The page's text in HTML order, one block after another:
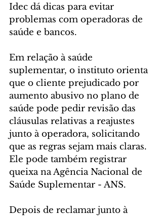
Idec dá dicas para evitar
problemas com operadoras de
saúde e bancos.
Em relação à saúde
suplementar, o instituto orienta
que o cliente prejudicado por
aumento abusivo no plano de
saúde pode pedir revisão das
cláusulas relativas a reajustes
junto à operadora, solicitando
que as regras sejam mais claras.
Ele pode também registrar
queixa na Agência Nacional de
Saúde Suplementar - ANS.
Depois de reclamar junto à